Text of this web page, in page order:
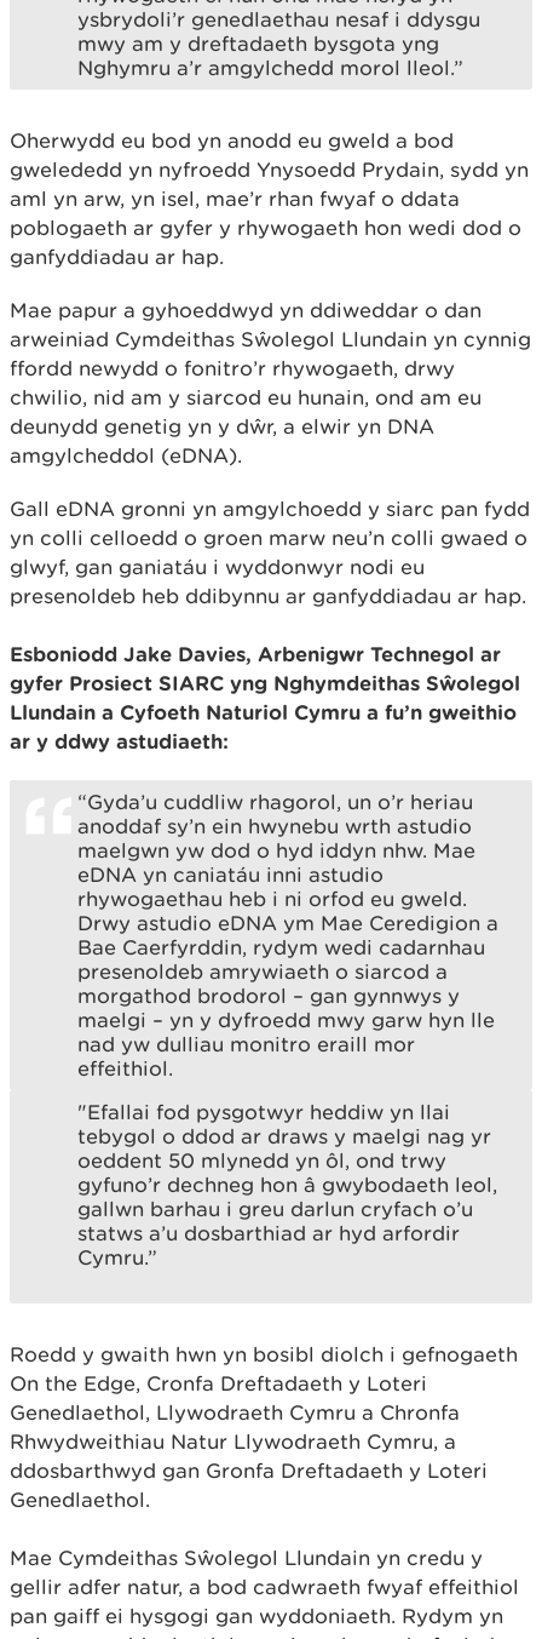
ysbrydoli’r genedlaethau nesaf i ddysgu
mwy am y dreftadaeth bysgota yng
Nghymru a’r amgylchedd morol lleol.”
Oherwydd eu bod yn anodd eu gweld a bod
gwelededd yn nyfroedd Ynysoedd Prydain, sydd yn
aml yn arw, yn isel, mae’r rhan fwyaf o ddata
poblogaeth ar gyfer y rhywogaeth hon wedi dod o
ganfyddiadau ar hap.
Mae papur a gyhoeddwyd yn ddiweddar o dan
arweiniad Cymdeithas Sŵolegol Llundain yn cynnig
ffordd newydd o fonitro’r rhywogaeth, drwy
chwilio, nid am y siarcod eu hunain, ond am eu
deunydd genetig yn y dŵr, a elwir yn DNA
amgylcheddol (eDNA).
Gall eDNA gronni yn amgylchoedd y siarc pan fydd
yn colli celloedd o groen marw neu’n colli gwaed o
glwyf, gan ganiatáu i wyddonwyr nodi eu
presenoldeb heb ddibynnu ar ganfyddiadau ar hap.
Esboniodd Jake Davies, Arbenigwr Technegol ar
gyfer Prosiect SIARC yng Nghymdeithas Sŵolegol
Llundain a Cyfoeth Naturiol Cymru a fu’n gweithio
ar y ddwy astudiaeth:
“Gyda’u cuddliw rhagorol, un o’r heriau
anoddaf sy’n ein hwynebu wrth astudio
maelgwn yw dod o hyd iddyn nhw. Mae
eDNA yn caniatáu inni astudio
rhywogaethau heb i ni orfod eu gweld.
Drwy astudio eDNA ym Mae Ceredigion a
Bae Caerfyrddin, rydym wedi cadarnhau
presenoldeb amrywiaeth o siarcod a
morgathod brodorol – gan gynnwys y
maelgi – yn y dyfroedd mwy garw hyn lle
nad yw dulliau monitro eraill mor
effeithiol.
"Efallai fod pysgotwyr heddiw yn llai
tebygol o ddod ar draws y maelgi nag yr
oeddent 50 mlynedd yn ôl, ond trwy
gyfuno’r dechneg hon â gwybodaeth leol,
gallwn barhau i greu darlun cryfach o’u
statws a’u dosbarthiad ar hyd arfordir
Cymru.”
Roedd y gwaith hwn yn bosibl diolch i gefnogaeth
On the Edge, Cronfa Dreftadaeth y Loteri
Genedlaethol, Llywodraeth Cymru a Chronfa
Rhwydweithiau Natur Llywodraeth Cymru, a
ddosbarthwyd gan Gronfa Dreftadaeth y Loteri
Genedlaethol.
Mae Cymdeithas Sŵolegol Llundain yn credu y
gellir adfer natur, a bod cadwraeth fwyaf effeithiol
pan gaiff ei hysgogi gan wyddoniaeth. Rydym yn